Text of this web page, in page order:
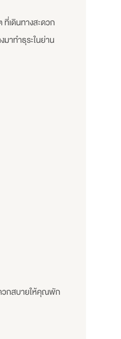
เดินทางสะดวก
าทำธุระในย่าน
วกสบายให้คุณพัก